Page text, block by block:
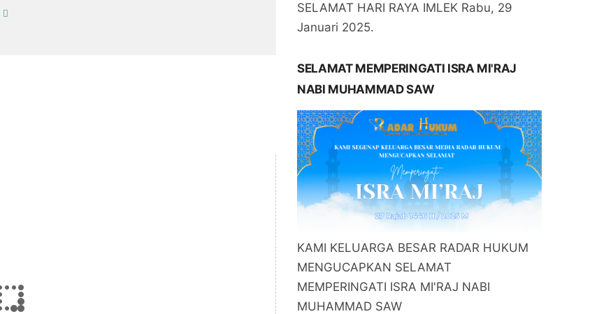
SELAMAT HARI RAYA IMLEK Rabu, 29
Januari 2025.
SELAMAT MEMPERINGATI ISRA MI'RAJ
NABI MUHAMMAD SAW
KAMI KELUARGA BESAR RADAR HUKUM
MENGUCAPKAN SELAMAT
MEMPERINGATI ISRA MI'RAJ NABI
MUHAMMAD SAW